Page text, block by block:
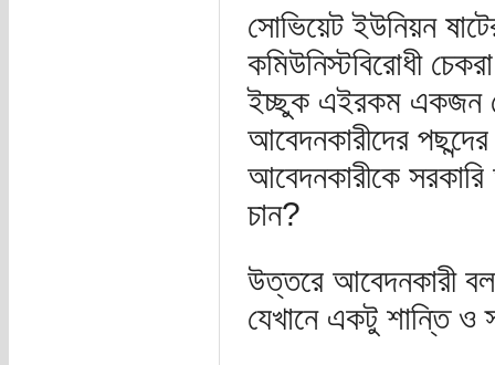
সোভিয়েট ইউনিয়ন
কমিউনিস্টবিরোধী
ইচ্ছুক এইরকম একজন
আবেদনকারীদের
আবেদনকারীকে
চান?
উত্তরে আবেদনকারী
যেখানে একটু শান্তি ও